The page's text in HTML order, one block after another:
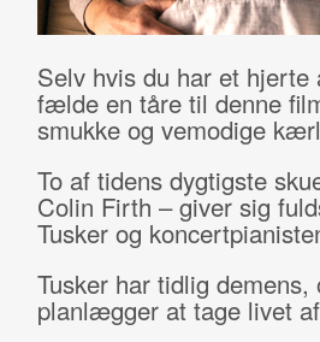
Selv hvis du har et
fælde en tåre til denne
smukke og vemodige
To af tidens dygtigste
Colin Firth – giver sig
Tusker og
Tusker har tidlig
planlægger at tage livet